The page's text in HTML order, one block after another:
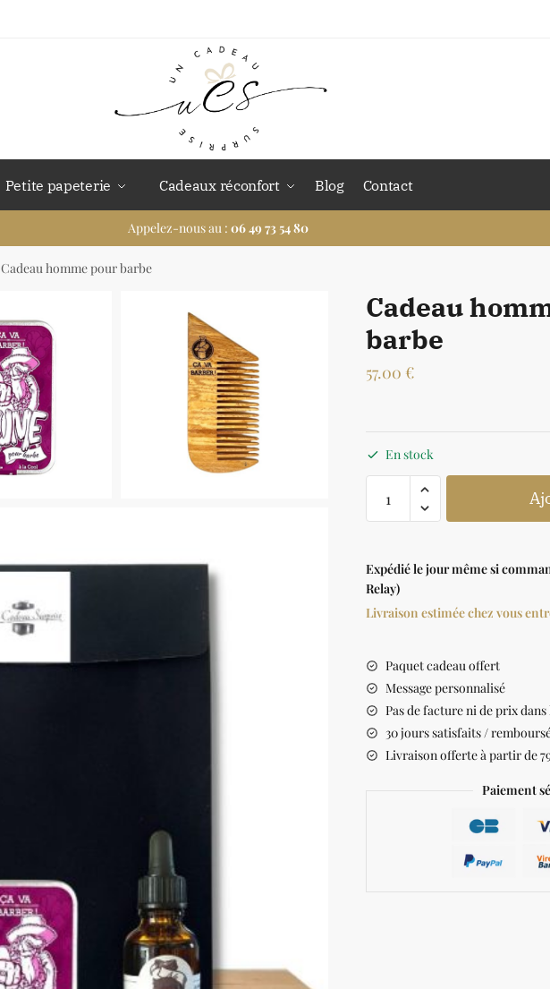
Petite papeterie Cadeaux réconfort Blog Contact
Appelez-nous au : 06 49 73 54 80
Cadeau homme pour barbe
Cadeau
barbe
57.00 €
En stock
Expédié le jour même si
Relay)
Livraison estimée chez vous
Paquet cadeau offert
Message personnalisé
Pas de facture ni de prix dans
30 jours satisfaits /
Livraison offerte à partir de
Paiement